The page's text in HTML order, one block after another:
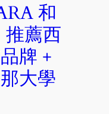
和
推薦西
牌 +
大學